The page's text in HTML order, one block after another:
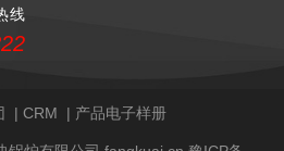
线
| CRM | 产品电子样册